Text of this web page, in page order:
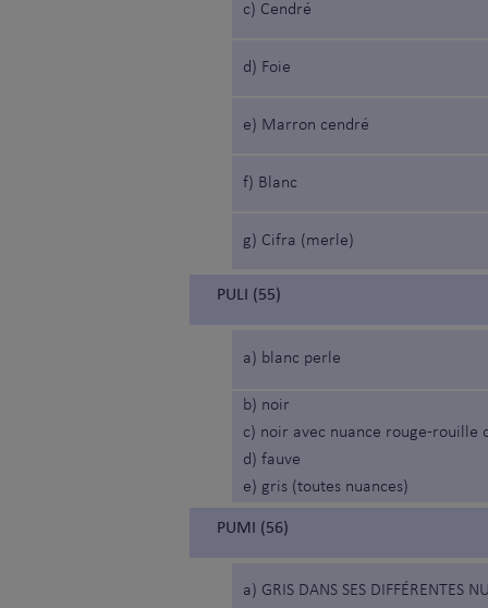
c) Cendré
d) Foie
e) Marron cendré
f) Blanc
g) Cifra (merle)
PULI (55)
a) blanc perle
b) noir
c) noir avec nuance rouge-rouille
d) fauve
e) gris (toutes nuances)
PUMI (56)
a) GRIS DANS SES DIFFÉRENTES